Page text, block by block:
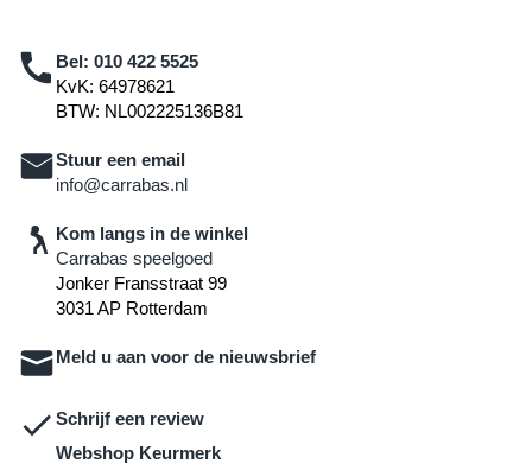
Bel: 010 422 5525
KvK: 64978621
BTW: NL002225136B81
Stuur een email
info@carrabas.nl
Kom langs in de winkel
Carrabas speelgoed
Jonker Fransstraat 99
3031 AP Rotterdam
Meld u aan voor de nieuwsbrief
Schrijf een review
Webshop Keurmerk